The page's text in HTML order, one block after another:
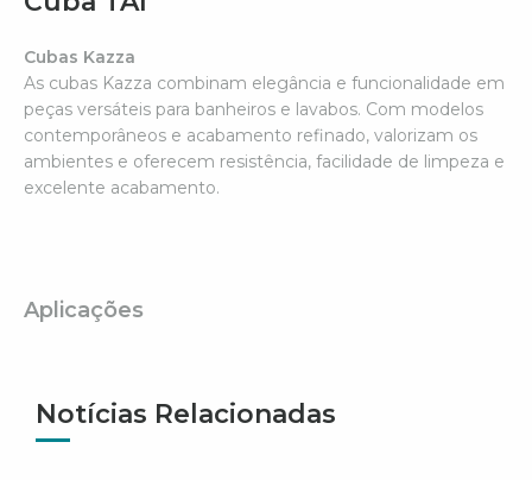
Cubas Kazza
As cubas Kazza combinam elegância e funcionalidade em
peças versáteis para banheiros e lavabos. Com modelos
contemporâneos e acabamento refinado, valorizam os
ambientes e oferecem resistência, facilidade de limpeza e
excelente acabamento.
Aplicações
Notícias Relacionadas